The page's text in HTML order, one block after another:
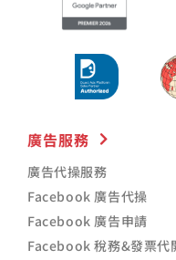
廣告服務
廣告代操服務
Facebook 廣告代操
Facebook 廣告申請
Facebook 稅務&發票代